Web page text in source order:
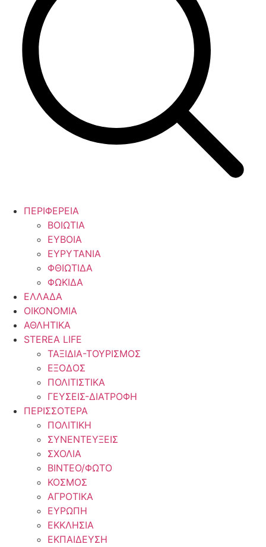
ΠΕΡΙΦΕΡΕΙΑ
ΒΟΙΩΤΙΑ
ΕΥΒΟΙΑ
ΕΥΡΥΤΑΝΙΑ
ΦΘΙΩΤΙΔΑ
ΦΩΚΙΔΑ
ΕΛΛΑΔΑ
ΟΙΚΟΝΟΜΙΑ
ΑΘΛΗΤΙΚΑ
STEREA LIFE
ΤΑΞΙΔΙΑ-ΤΟΥΡΙΣΜΟΣ
ΕΞΟΔΟΣ
ΠΟΛΙΤΙΣΤΙΚΑ
ΓΕΥΣΕΙΣ-ΔΙΑΤΡΟΦΗ
ΠΕΡΙΣΣΟΤΕΡΑ
ΠΟΛΙΤΙΚΗ
ΣΥΝΕΝΤΕΥΞΕΙΣ
ΣΧΟΛΙΑ
ΒΙΝΤΕΟ/ΦΩΤΟ
ΚΟΣΜΟΣ
ΑΓΡΟΤΙΚΑ
ΕΥΡΩΠΗ
ΕΚΚΛΗΣΙΑ
ΕΚΠΑΙΔΕΥΣΗ